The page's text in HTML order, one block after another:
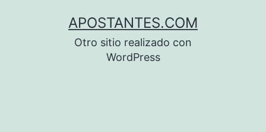
APOSTANTES.COM
Otro sitio realizado con
WordPress